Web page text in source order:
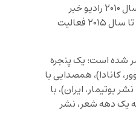
هادی ابراهیمی رودبارکی در سال ۲۰۱۰ رادیو خبر
فرهنگی شهرگان را تاسیس و تا سال ۲۰۱۵ فعالیت
شده است: یک پنجره
ونکوور، کانادا)، همصدایی با
شبانصبحگاهی ( ۲۰۱۴، نشر بوتیمار، ایران)، با
یک دهه شعر، نشر